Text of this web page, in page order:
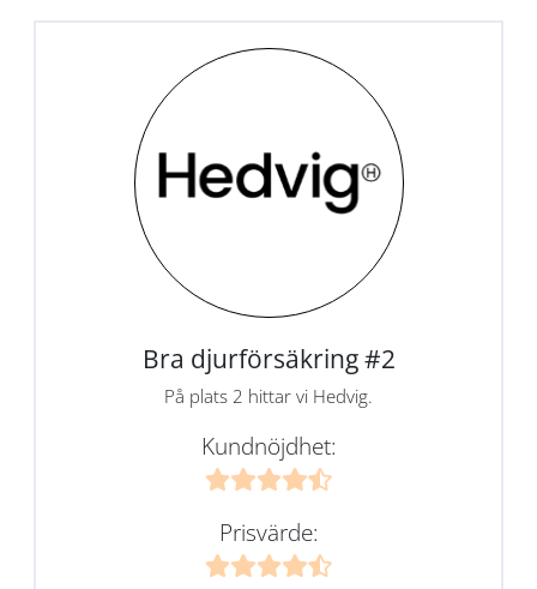
Bra djurförsäkring #2
På plats 2 hittar vi Hedvig.
Kundnöjdhet:
Prisvärde: